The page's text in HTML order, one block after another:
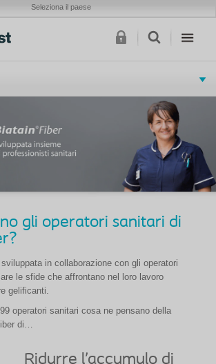
Seleziona il paese
gli operatori sanitari di
in collaborazione con gli operatori
le sfide che affrontano nel loro lavoro
gelificanti.
operatori sanitari cosa ne pensano della
di…
Ridurre l’accumulo di